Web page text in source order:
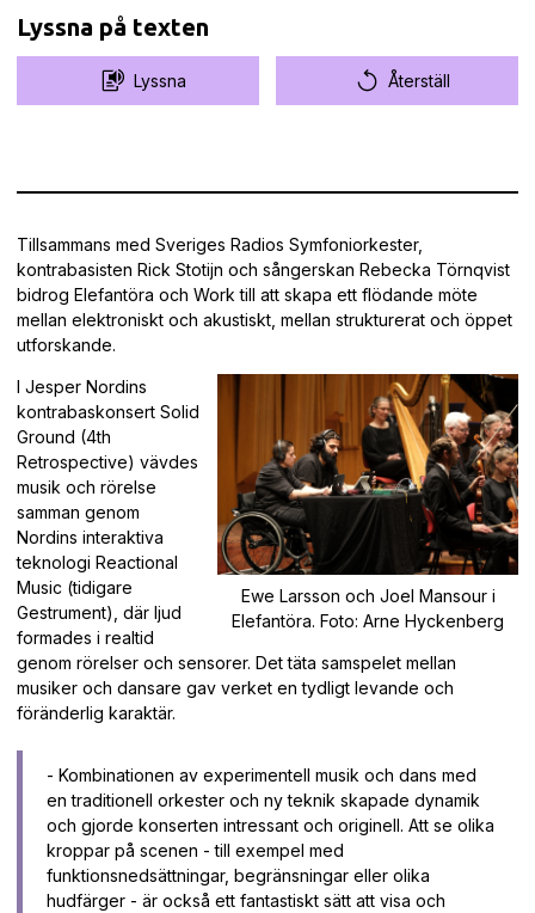
Lyssna på texten
Lyssna Återställ
Tillsammans med Sveriges Radios Symfoniorkester,
kontrabasisten Rick Stotijn och sångerskan Rebecka Törnqvist
bidrog Elefantöra och Work till att skapa ett flödande möte
mellan elektroniskt och akustiskt, mellan strukturerat och öppet
utforskande.
Ewe Larsson och Joel Mansour i
Elefantöra. Foto: Arne Hyckenberg
I Jesper Nordins
kontrabaskonsert Solid
Ground (4th
Retrospective) vävdes
musik och rörelse
samman genom
Nordins interaktiva
teknologi Reactional
Music (tidigare
Gestrument), där ljud
formades i realtid
genom rörelser och sensorer. Det täta samspelet mellan
musiker och dansare gav verket en tydligt levande och
föränderlig karaktär.
- Kombinationen av experimentell musik och dans med
en traditionell orkester och ny teknik skapade dynamik
och gjorde konserten intressant och originell. Att se olika
kroppar på scenen - till exempel med
funktionsnedsättningar, begränsningar eller olika
hudfärger - är också ett fantastiskt sätt att visa och